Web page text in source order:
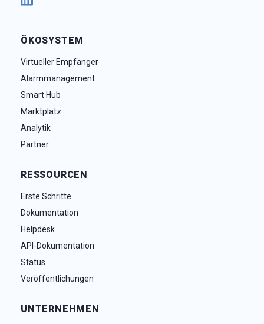
ÖKOSYSTEM
Virtueller Empfänger
Alarmmanagement
Smart Hub
Marktplatz
Analytik
Partner
RESSOURCEN
Erste Schritte
Dokumentation
Helpdesk
API-Dokumentation
Status
Veröffentlichungen
UNTERNEHMEN